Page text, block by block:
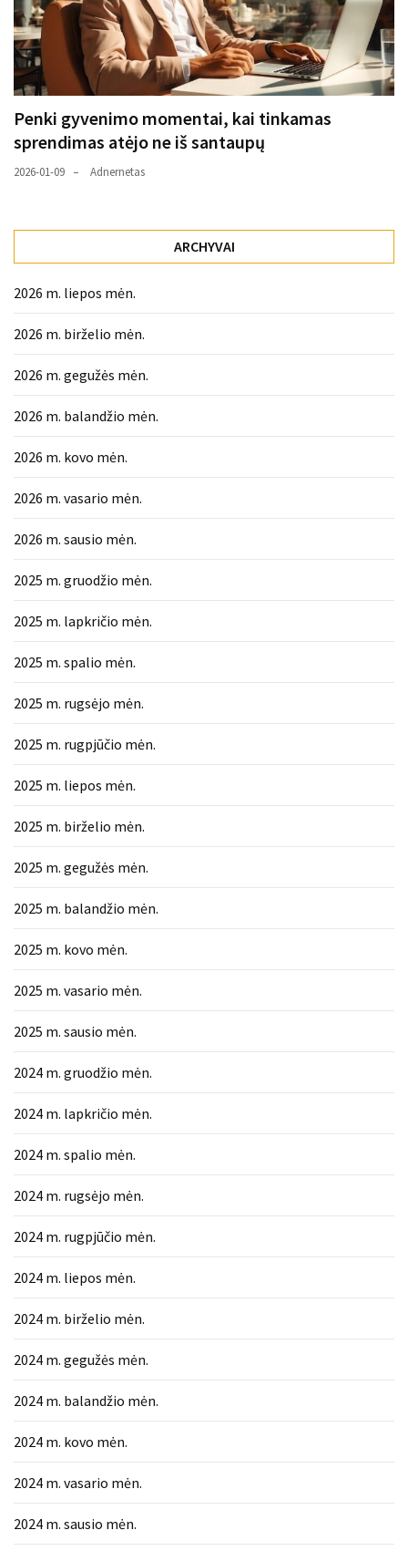
Penki gyvenimo momentai, kai tinkamas
sprendimas atėjo ne iš santaupų
2026-01-09 Adnernetas
ARCHYVAI
2026 m. liepos mėn.
2026 m. birželio mėn.
2026 m. gegužės mėn.
2026 m. balandžio mėn.
2026 m. kovo mėn.
2026 m. vasario mėn.
2026 m. sausio mėn.
2025 m. gruodžio mėn.
2025 m. lapkričio mėn.
2025 m. spalio mėn.
2025 m. rugsėjo mėn.
2025 m. rugpjūčio mėn.
2025 m. liepos mėn.
2025 m. birželio mėn.
2025 m. gegužės mėn.
2025 m. balandžio mėn.
2025 m. kovo mėn.
2025 m. vasario mėn.
2025 m. sausio mėn.
2024 m. gruodžio mėn.
2024 m. lapkričio mėn.
2024 m. spalio mėn.
2024 m. rugsėjo mėn.
2024 m. rugpjūčio mėn.
2024 m. liepos mėn.
2024 m. birželio mėn.
2024 m. gegužės mėn.
2024 m. balandžio mėn.
2024 m. kovo mėn.
2024 m. vasario mėn.
2024 m. sausio mėn.